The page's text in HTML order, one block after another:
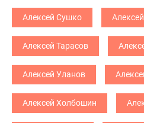
Алексей Сушко
Алексей Тарасов
Алексей Уланов
Алексей Холбошин